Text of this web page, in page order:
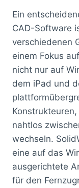
Ein
CAD-Software
verschiedenen
einem Fokus
nicht nur auf
dem iPad und
nahtlos
wechseln.
eine auf das
ausgerichtete
für den